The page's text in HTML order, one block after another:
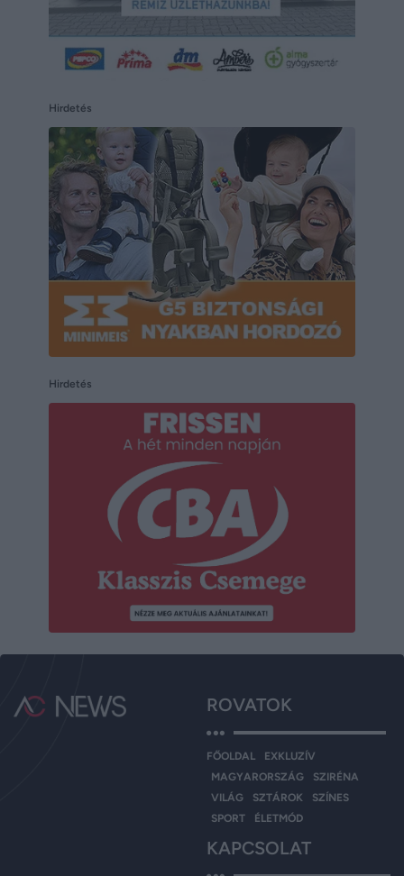
Hirdetés
Hirdetés
ROVATOK
FŐOLDAL
EXKLUZÍV
MAGYARORSZÁG
SZIRÉNA
VILÁG
SZTÁROK
SZÍNES
SPORT
ÉLETMÓD
KAPCSOLAT